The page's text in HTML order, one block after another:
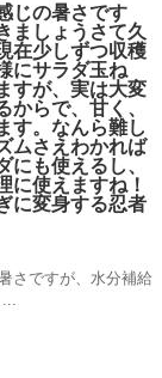
じの暑さです
ましょうさて久
在少しずつ収穫
にサラダ玉ね
すが、実は大変
からで、甘く、
す。なんら難し
ムさえわかれば
にも使えるし、
に使えますね！
に変身する忍者
さですが、水分補給